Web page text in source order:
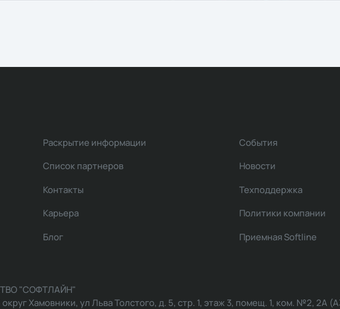
Раскрытие информации
Список партнеров
Контакты
Карьера
Блог
События
Новости
Техподдержка
Политики компании
Приемная Softline
"СОФТЛАЙН"
Хамовники, ул Льва Толстого, д. 5, стр. 1, этаж 3, помещ. 1, ком. №2, 2А